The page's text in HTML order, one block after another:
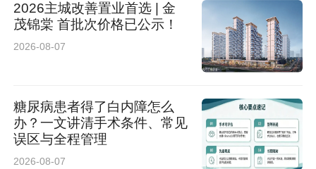
2026主城改善置业首选 | 金
茂锦棠 首批次价格已公示！
2026-08-07
糖尿病患者得了白内障怎么
办？一文讲清手术条件、常见
误区与全程管理
2026-08-07